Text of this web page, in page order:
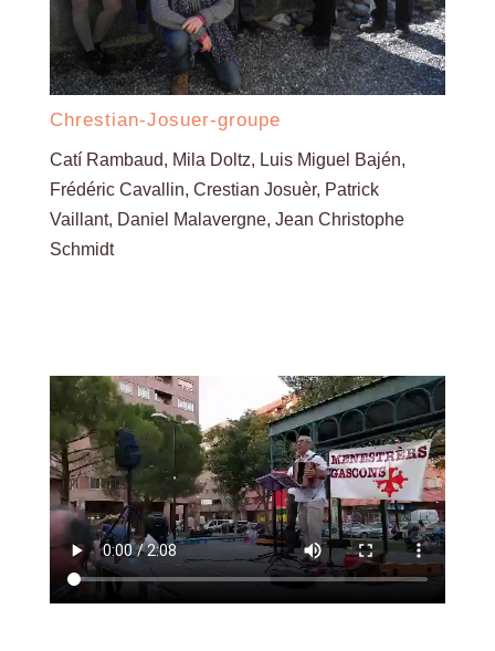
Chrestian-Josuer-groupe
Catí Rambaud, Mila Doltz, Luis Miguel Bajén,
Frédéric Cavallin, Crestian Josuèr, Patrick
Vaillant, Daniel Malavergne, Jean Christophe
Schmidt